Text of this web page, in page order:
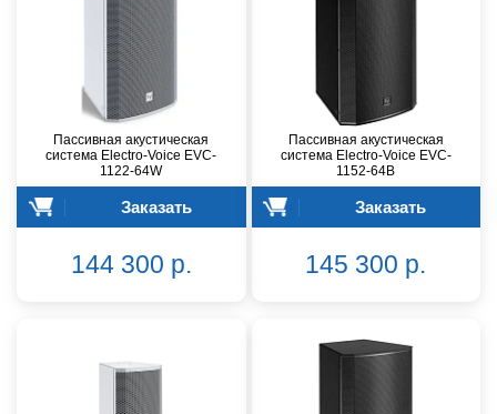
Пассивная акустическая
система Electro-Voice EVC-
1122-64W
Заказать
144 300 р.
Пассивная акустическая
система Electro-Voice EVC-
1152-64B
Заказать
145 300 р.